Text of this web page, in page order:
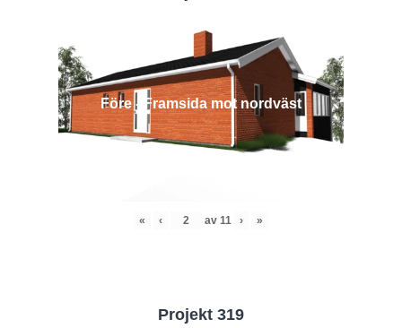
Före - Framsida mot nordväst
« ‹ av 11 › »
Projekt 319